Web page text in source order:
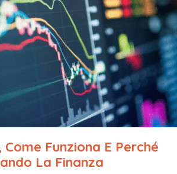
Come Funziona E Perché
La Finanza